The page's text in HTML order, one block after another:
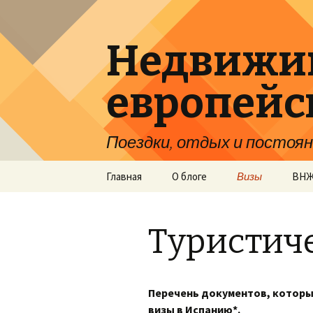
Поездки, отдых и
Перейти
Главная О блоге Визы
Перечень документов,
визы в Испанию*.